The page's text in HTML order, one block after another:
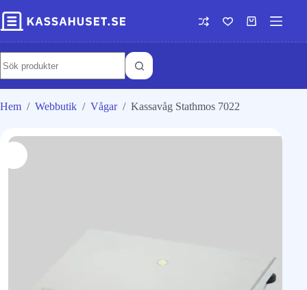
Hem / Webbutik / Vågar / Kassavåg Stathmos 7022